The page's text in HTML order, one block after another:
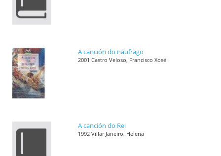
A canción do náufrago
2001 Castro Veloso, Francisco Xosé
A canción do Rei
1992 Villar Janeiro, Helena